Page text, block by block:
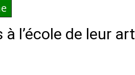
l’école de leur art